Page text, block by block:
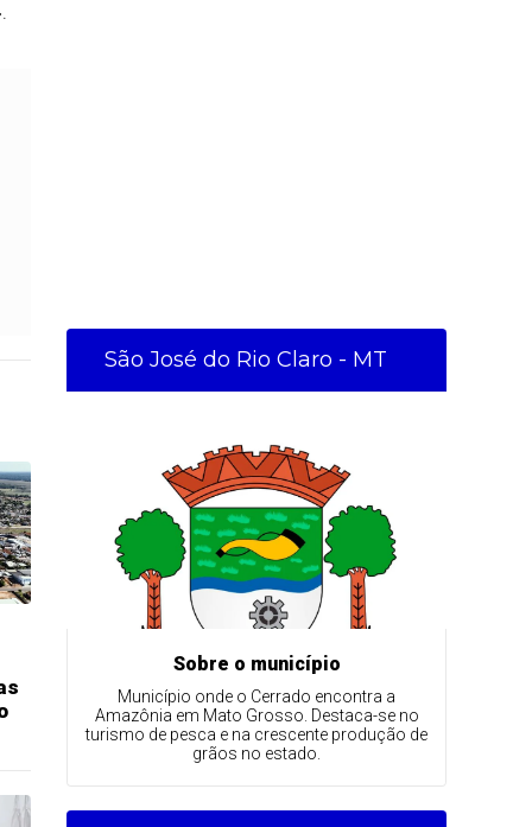
.
São José do Rio Claro - MT
Sobre o município
Município onde o Cerrado encontra a
Amazônia em Mato Grosso. Destaca-se no
turismo de pesca e na crescente produção de
grãos no estado.